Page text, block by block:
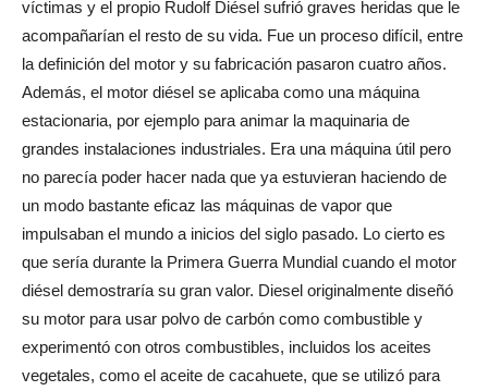
víctimas y el propio Rudolf Diésel sufrió graves heridas que le
acompañarían el resto de su vida. Fue un proceso difícil, entre
la definición del motor y su fabricación pasaron cuatro años.
Además, el motor diésel se aplicaba como una máquina
estacionaria, por ejemplo para animar la maquinaria de
grandes instalaciones industriales. Era una máquina útil pero
no parecía poder hacer nada que ya estuvieran haciendo de
un modo bastante eficaz las máquinas de vapor que
impulsaban el mundo a inicios del siglo pasado. Lo cierto es
que sería durante la Primera Guerra Mundial cuando el motor
diésel demostraría su gran valor. Diesel originalmente diseñó
su motor para usar polvo de carbón como combustible y
experimentó con otros combustibles, incluidos los aceites
vegetales, como el aceite de cacahuete, que se utilizó para